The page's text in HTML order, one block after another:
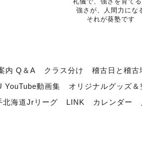
強さが、人間力にな
それが葵塾です
内 Q＆A クラス分け 稽古日と稽古
YouTube動画集
オリジナルグッズ＆
北海道Jrリーグ
LINK カレンダー